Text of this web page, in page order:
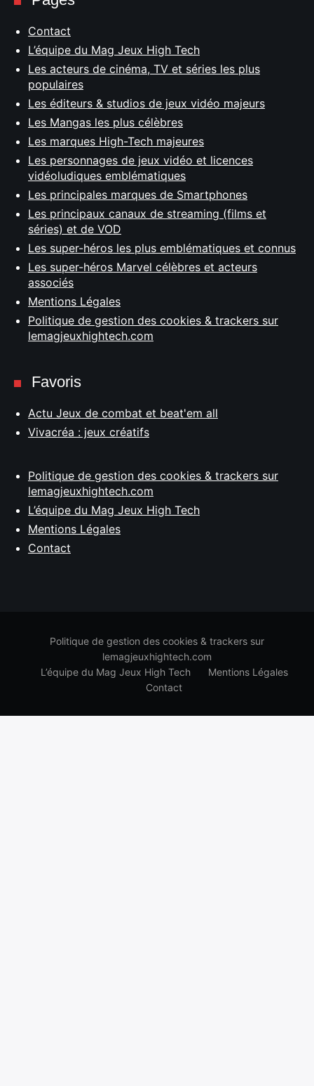
Contact
L’équipe du Mag Jeux High Tech
Les acteurs de cinéma, TV et séries les plus
populaires
Les éditeurs & studios de jeux vidéo majeurs
Les Mangas les plus célèbres
Les marques High-Tech majeures
Les personnages de jeux vidéo et licences
vidéoludiques emblématiques
Les principales marques de Smartphones
Les principaux canaux de streaming (films et
séries) et de VOD
Les super-héros les plus emblématiques et connus
Les super-héros Marvel célèbres et acteurs
associés
Mentions Légales
Politique de gestion des cookies & trackers sur
lemagjeuxhightech.com
Favoris
Actu Jeux de combat et beat'em all
Vivacréa : jeux créatifs
Politique de gestion des cookies & trackers sur
lemagjeuxhightech.com
L’équipe du Mag Jeux High Tech
Mentions Légales
Contact
Politique de gestion des cookies & trackers sur
lemagjeuxhightech.com
L’équipe du Mag Jeux High Tech
Mentions Légales
Contact